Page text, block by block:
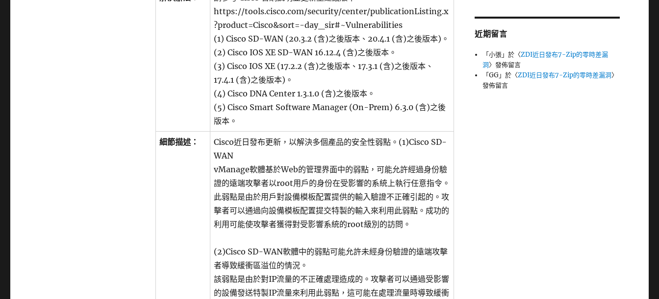
https://tools.cisco.com/security/center/publicationListing.x
?product=Cisco&sort=-day_sir#~Vulnerabilities
(1) Cisco SD-WAN (20.3.2 (含)之後版本、20.4.1 (含)之後版本)。
(2) Cisco IOS XE SD-WAN 16.12.4 (含)之後版本。
(3) Cisco IOS XE (17.2.2 (含)之後版本、17.3.1 (含)之後版本、
17.4.1 (含)之後版本)。
(4) Cisco DNA Center 1.3.1.0 (含)之後版本。
(5) Cisco Smart Software Manager (On-Prem) 6.3.0 (含)之後
版本。
細節描述：
Cisco近日發布更新，以解決多個產品的安全性弱點。(1)Cisco SD-
WAN
vManage軟體基於Web的管理界面中的弱點，可能允許經過身份驗
證的遠端攻擊者以root用戶的身份在受影響的系統上執行任意指令。
此弱點是由於用戶對設備模板配置提供的輸入驗證不正確引起的。攻
擊者可以通過向設備模板配置提交特製的輸入來利用此弱點。成功的
利用可能使攻擊者獲得對受影響系統的root級別的訪問。
(2)Cisco SD-WAN軟體中的弱點可能允許未經身份驗證的遠端攻擊
者導致緩衝區溢位的情況。
該弱點是由於對IP流量的不正確處理造成的。攻擊者可以通過受影響
的設備發送特製IP流量來利用此弱點，這可能在處理流量時導致緩衝
近期留言
「小張」於〈ZDI近日發布7-Zip的零時差漏
洞〉發佈留言
「GG」於〈ZDI近日發布7-Zip的零時差漏洞〉
發佈留言